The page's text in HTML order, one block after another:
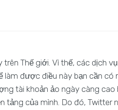
Thế giới. Vì thế, các dịch
làm được điều này bạn cần có
tài khoản ảo ngày càng cao
tảng của mình. Do đó, Twitter